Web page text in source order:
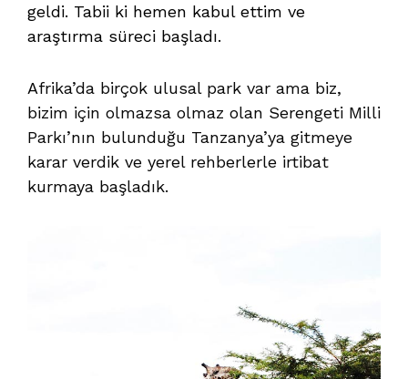
geldi. Tabii ki hemen kabul ettim ve
araştırma süreci başladı.
Afrika’da birçok ulusal park var ama biz,
bizim için olmazsa olmaz olan Serengeti Milli
Parkı’nın bulunduğu Tanzanya’ya gitmeye
karar verdik ve yerel rehberlerle irtibat
kurmaya başladık.